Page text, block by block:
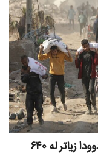
نەتەوە یەکگرتووەکان: لە سێ مانگی ڕابردوودا زیاتر لە 640